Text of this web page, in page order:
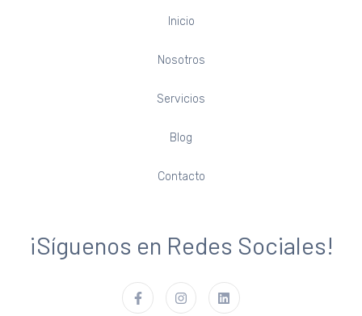
Inicio
Nosotros
Servicios
Blog
Contacto
¡Síguenos en Redes Sociales!